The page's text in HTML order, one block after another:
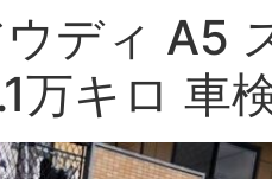
ディ A5
キロ 車